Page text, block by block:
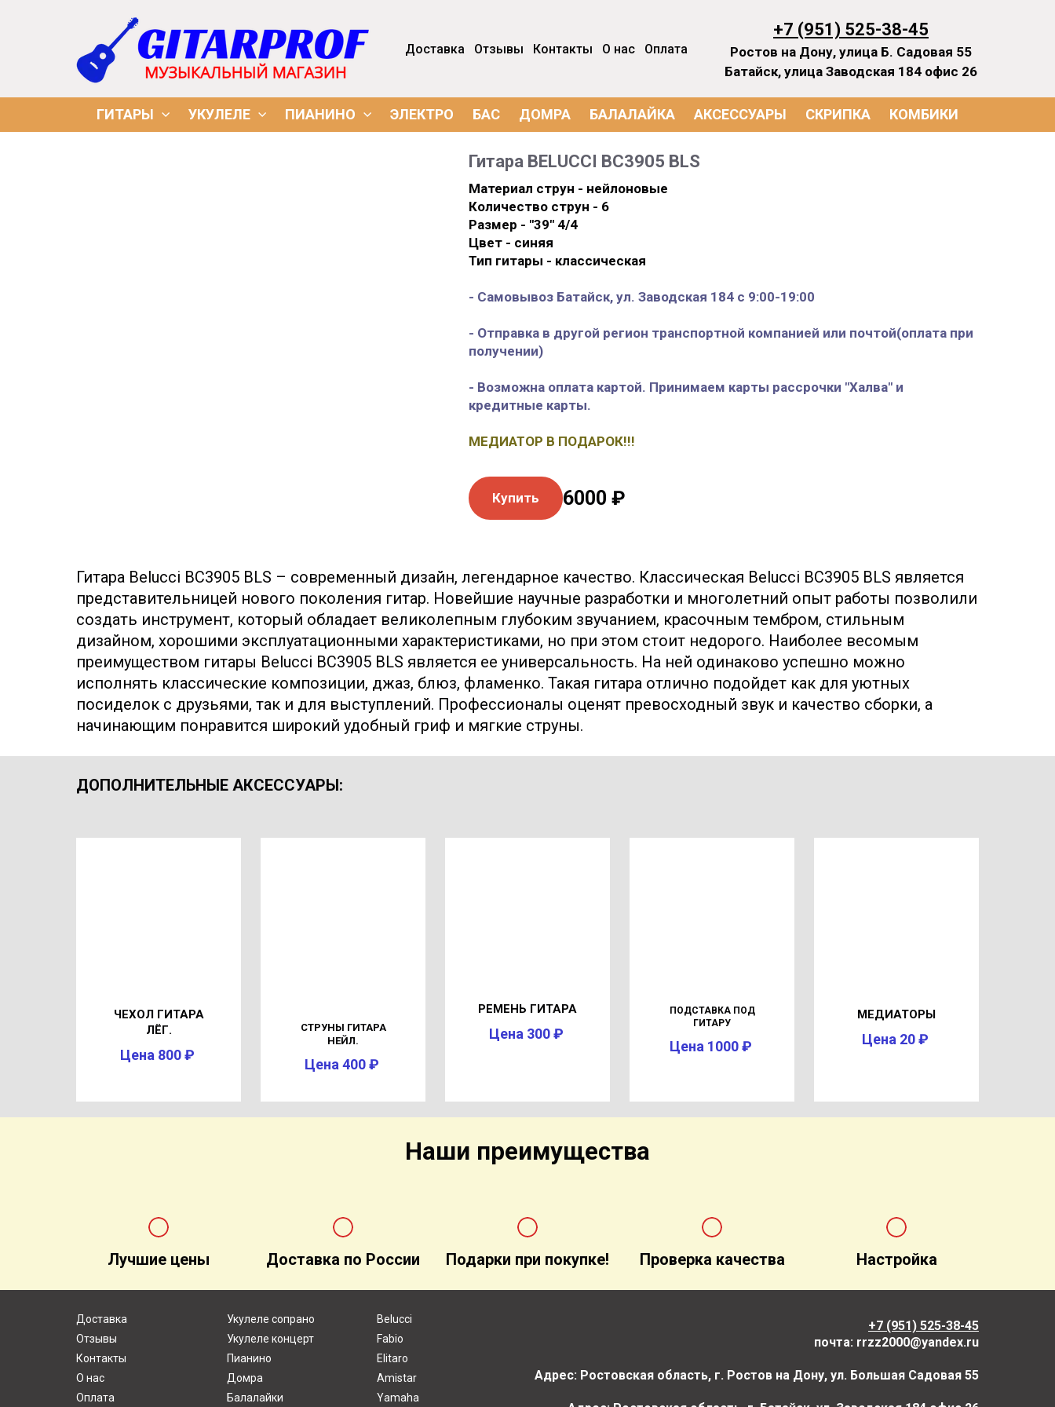
Доставка Отзывы Контакты О нас Оплата
+7 (951) 525-38-45
Ростов на Дону, улица Б. Садовая 55
Батайск, улица Заводская 184 офис 26
ГИТАРЫ УКУЛЕЛЕ ПИАНИНО ЭЛЕКТРО БАС ДОМРА БАЛАЛАЙКА АКСЕССУАРЫ СКРИПКА КОМБИКИ
Гитара BELUCCI BC3905 BLS
Материал струн - нейлоновые
Количество струн - 6
Размер - "39" 4/4
Цвет - синяя
Тип гитары - классическая
- Самовывоз Батайск, ул. Заводская 184 с 9:00-19:00
- Отправка в другой регион транспортной компанией или почтой(оплата при
получении)
- Возможна оплата картой. Принимаем карты рассрочки "Халва" и
кредитные карты.
МЕДИАТОР В ПОДАРОК!!!
Купить 6000 ₽
Гитара Belucci BC3905 BLS – современный дизайн, легендарное качество. Классическая Belucci BC3905 BLS является
представительницей нового поколения гитар. Новейшие научные разработки и многолетний опыт работы позволили
создать инструмент, который обладает великолепным глубоким звучанием, красочным тембром, стильным
дизайном, хорошими эксплуатационными характеристиками, но при этом стоит недорого. Наиболее весомым
преимуществом гитары Belucci BC3905 BLS является ее универсальность. На ней одинаково успешно можно
исполнять классические композиции, джаз, блюз, фламенко. Такая гитара отлично подойдет как для уютных
посиделок с друзьями, так и для выступлений. Профессионалы оценят превосходный звук и качество сборки, а
начинающим понравится широкий удобный гриф и мягкие струны.
ДОПОЛНИТЕЛЬНЫЕ АКСЕССУАРЫ:
ЧЕХОЛ ГИТАРА
ЛЁГ.
Цена 800 ₽
СТРУНЫ ГИТАРА
НЕЙЛ.
Цена 400 ₽
РЕМЕНЬ ГИТАРА
Цена 300 ₽
ПОДСТАВКА ПОД
ГИТАРУ
Цена 1000 ₽
МЕДИАТОРЫ
Цена 20 ₽
Наши преимущества
Лучшие цены Доставка по России Подарки при покупке! Проверка качества Настройка
Доставка
Отзывы
Контакты
О нас
Оплата
Укулеле сопрано
Укулеле концерт
Пианино
Домра
Балалайки
Belucci
Fabio
Elitaro
Amistar
Yamaha
+7 (951) 525-38-45
почта: rrzz2000@yandex.ru
Адрес: Ростовская область, г. Ростов на Дону, ул. Большая Садовая 55